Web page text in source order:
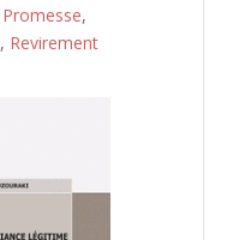
Promesse,
, Revirement